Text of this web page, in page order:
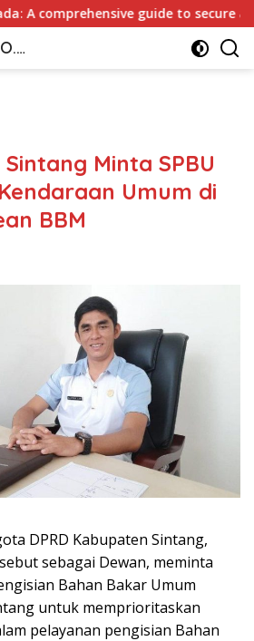
guide to secure and fast
Sintang Minta SPBU
Umum di
BBM
DPRD Kabupaten Sintang,
sebagai Dewan, meminta
Bahan Bakar Umum
untuk memprioritaskan
pelayanan pengisian Bahan